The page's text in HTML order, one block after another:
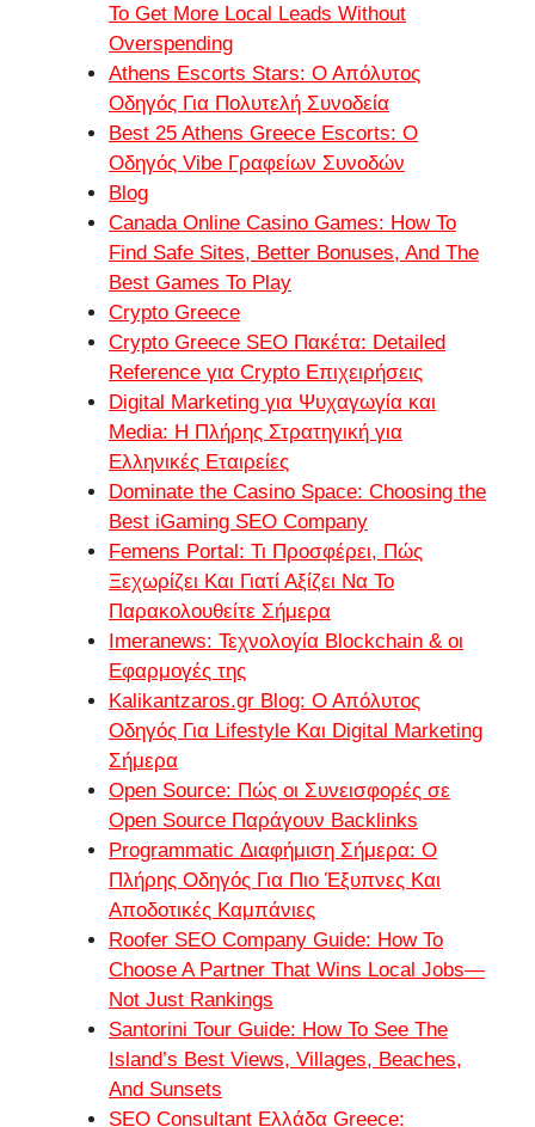
To Get More Local Leads Without
Overspending
Athens Escorts Stars: Ο Απόλυτος
Οδηγός Για Πολυτελή Συνοδεία
Best 25 Athens Greece Escorts: Ο
Οδηγός Vibe Γραφείων Συνοδών
Blog
Canada Online Casino Games: How To
Find Safe Sites, Better Bonuses, And The
Best Games To Play
Crypto Greece
Crypto Greece SEO Πακέτα: Detailed
Reference για Crypto Επιχειρήσεις
Digital Marketing για Ψυχαγωγία και
Media: Η Πλήρης Στρατηγική για
Ελληνικές Εταιρείες
Dominate the Casino Space: Choosing the
Best iGaming SEO Company
Femens Portal: Τι Προσφέρει, Πώς
Ξεχωρίζει Και Γιατί Αξίζει Να Το
Παρακολουθείτε Σήμερα
Imeranews: Τεχνολογία Blockchain & οι
Εφαρμογές της
Kalikantzaros.gr Blog: Ο Απόλυτος
Οδηγός Για Lifestyle Και Digital Marketing
Σήμερα
Open Source: Πώς οι Συνεισφορές σε
Open Source Παράγουν Backlinks
Programmatic Διαφήμιση Σήμερα: Ο
Πλήρης Οδηγός Για Πιο Έξυπνες Και
Αποδοτικές Καμπάνιες
Roofer SEO Company Guide: How To
Choose A Partner That Wins Local Jobs—
Not Just Rankings
Santorini Tour Guide: How To See The
Island’s Best Views, Villages, Beaches,
And Sunsets
SEO Consultant Ελλάδα Greece: